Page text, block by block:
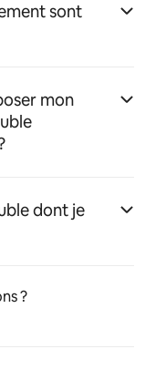
sont
mon
dont je
?